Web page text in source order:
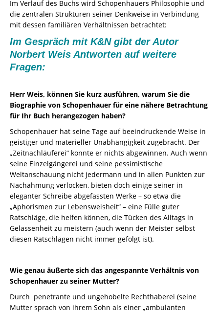
Im Verlauf des Buchs wird Schopenhauers Philosophie und
die zentralen Strukturen seiner Denkweise in Verbindung
mit dessen familiären Verhältnissen betrachtet:
Im Gespräch mit K&N gibt der Autor
Norbert Weis Antworten auf weitere
Fragen:
Herr Weis, können Sie kurz ausführen, warum Sie die
Biographie von Schopenhauer für eine nähere Betrachtung
für Ihr Buch herangezogen haben?
Schopenhauer hat seine Tage auf beeindruckende Weise in
geistiger und materieller Unabhängigkeit zugebracht. Der
„Zeitnachläuferei“ konnte er nichts abgewinnen. Auch wenn
seine Einzelgängerei und seine pessimistische
Weltanschauung nicht jedermann und in allen Punkten zur
Nachahmung verlocken, bieten doch einige seiner in
eleganter Schreibe abgefassten Werke – so etwa die
„Aphorismen zur Lebensweisheit“ – eine Fülle guter
Ratschläge, die helfen können, die Tücken des Alltags in
Gelassenheit zu meistern (auch wenn der Meister selbst
diesen Ratschlägen nicht immer gefolgt ist).
Wie genau äußerte sich das angespannte Verhältnis von
Schopenhauer zu seiner Mutter?
Durch penetrante und ungehobelte Rechthaberei (seine
Mutter sprach von ihrem Sohn als einer „ambulanten